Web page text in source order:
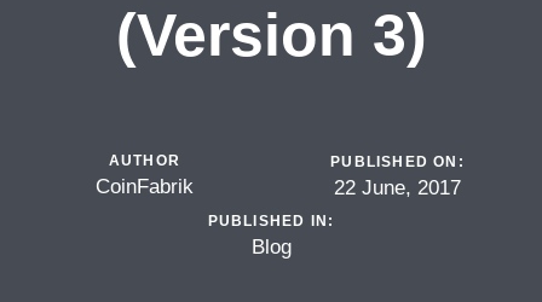
(Version 3)
AUTHOR
CoinFabrik
PUBLISHED ON:
22 June, 2017
PUBLISHED IN:
Blog